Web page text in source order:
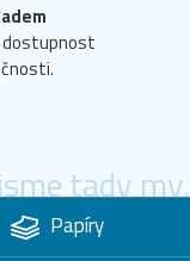
dostupnost
tady my.
Papíry